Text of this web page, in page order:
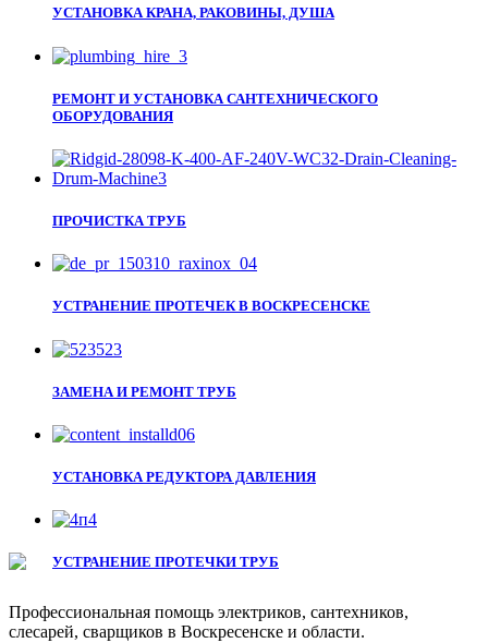
УСТАНОВКА КРАНА, РАКОВИНЫ, ДУША
РЕМОНТ И УСТАНОВКА САНТЕХНИЧЕСКОГО
ОБОРУДОВАНИЯ
ПРОЧИСТКА ТРУБ
УСТРАНЕНИЕ ПРОТЕЧЕК В ВОСКРЕСЕНСКЕ
ЗАМЕНА И РЕМОНТ ТРУБ
УСТАНОВКА РЕДУКТОРА ДАВЛЕНИЯ
УСТРАНЕНИЕ ПРОТЕЧКИ ТРУБ
Профессиональная помощь электриков, сантехников,
слесарей, сварщиков в Воскресенске и области.